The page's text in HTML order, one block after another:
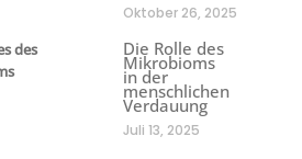
Oktober 26, 2025
Die Rolle des
Mikrobioms
in der
menschlichen
Verdauung
Juli 13, 2025